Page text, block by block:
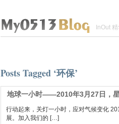
InOut
Posts Tagged ‘环保’
地球一小时——2010年3月27日，
行动起来，关灯一小时，应对气候变化
展。加入我们的 […]